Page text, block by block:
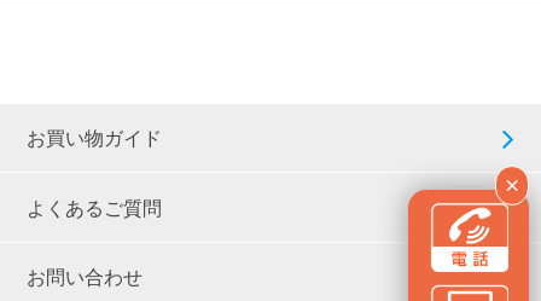
×
お買い物ガイド
よくあるご質問
お問い合わせ